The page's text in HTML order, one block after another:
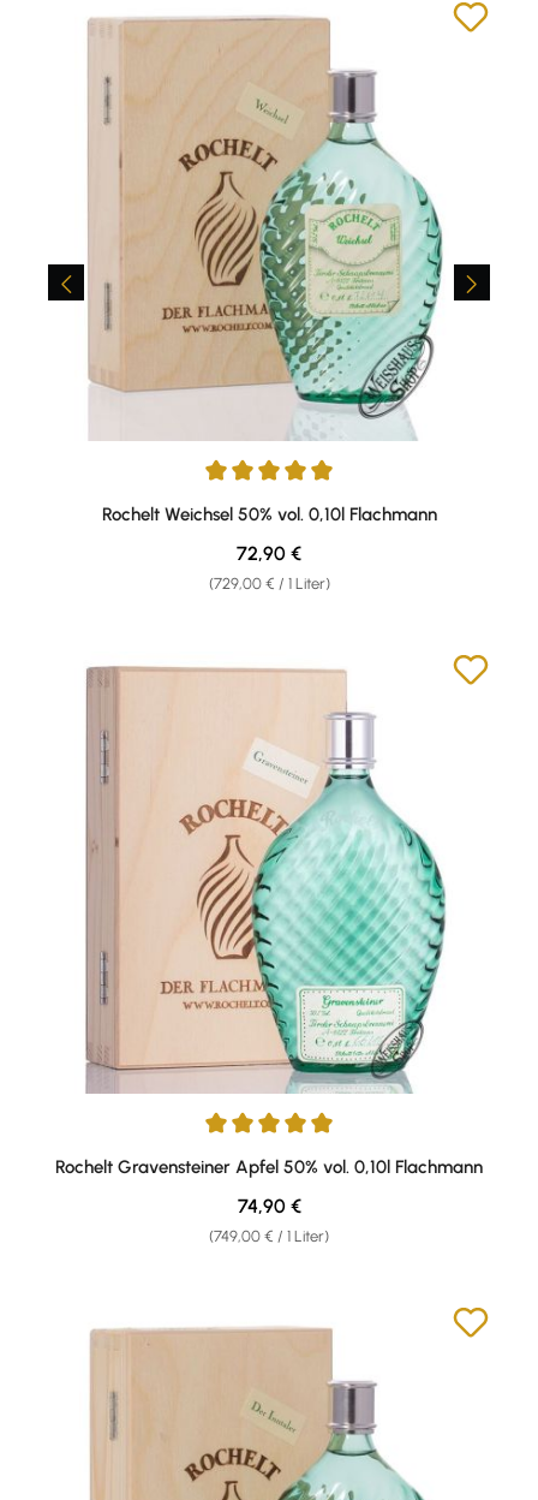
Durchschnittliche Bewertung von 5 von 5 Sternen
Rochelt Weichsel 50% vol. 0,10l Flachmann
(729,00 € / 1 Liter)
Regulärer Preis:
72,90 €
Durchschnittliche Bewertung von 5 von 5 Sternen
Rochelt Gravensteiner Apfel 50% vol. 0,10l Flachmann
(749,00 € / 1 Liter)
Regulärer Preis:
74,90 €